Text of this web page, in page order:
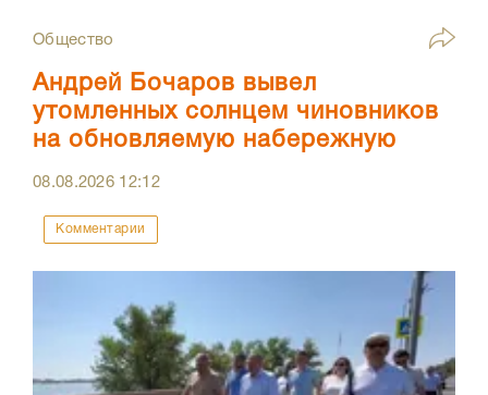
Общество
Андрей Бочаров вывел
утомленных солнцем чиновников
на обновляемую набережную
08.08.2026 12:12
Комментарии